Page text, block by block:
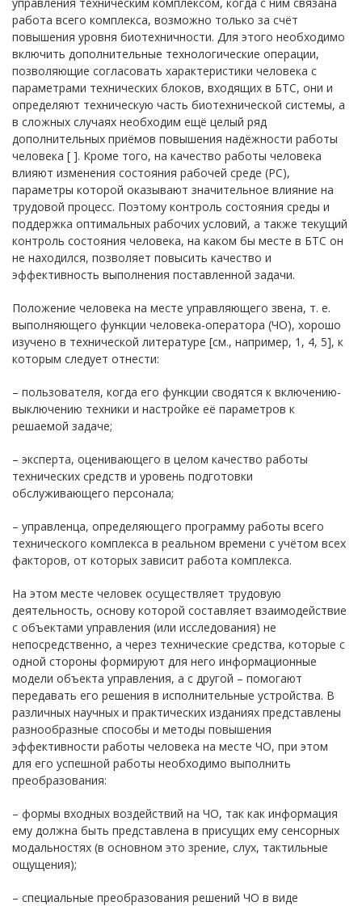
работа всего комплекса, возможно только за счёт
повышения уровня биотехничности. Для этого необходимо
включить дополнительные технологические операции,
позволяющие согласовать характеристики человека с
параметрами технических блоков, входящих в БТС, они и
определяют техническую часть биотехнической системы, а
в сложных случаях необходим ещё целый ряд
дополнительных приёмов повышения надёжности работы
человека [ ]. Кроме того, на качество работы человека
влияют изменения состояния рабочей среде (РС),
параметры которой оказывают значительное влияние на
трудовой процесс. Поэтому контроль состояния среды и
поддержка оптимальных рабочих условий, а также текущий
контроль состояния человека, на каком бы месте в БТС он
не находился, позволяет повысить качество и
эффективность выполнения поставленной задачи.
Положение человека на месте управляющего звена, т. е.
выполняющего функции человека-оператора (ЧО), хорошо
изучено в технической литературе [см., например, 1, 4, 5], к
которым следует отнести:
– пользователя, когда его функции сводятся к включению-
выключению техники и настройке её параметров к
решаемой задаче;
– эксперта, оценивающего в целом качество работы
технических средств и уровень подготовки
обслуживающего персонала;
– управленца, определяющего программу работы всего
технического комплекса в реальном времени с учётом всех
факторов, от которых зависит работа комплекса.
На этом месте человек осуществляет трудовую
деятельность, основу которой составляет взаимодействие
с объектами управления (или исследования) не
непосредственно, а через технические средства, которые с
одной стороны формируют для него информационные
модели объекта управления, а с другой – помогают
передавать его решения в исполнительные устройства. В
различных научных и практических изданиях представлены
разнообразные способы и методы повышения
эффективности работы человека на месте ЧО, при этом
для его успешной работы необходимо выполнить
преобразования:
– формы входных воздействий на ЧО, так как информация
ему должна быть представлена в присущих ему сенсорных
модальностях (в основном это зрение, слух, тактильные
ощущения);
– специальные преобразования решений ЧО в виде